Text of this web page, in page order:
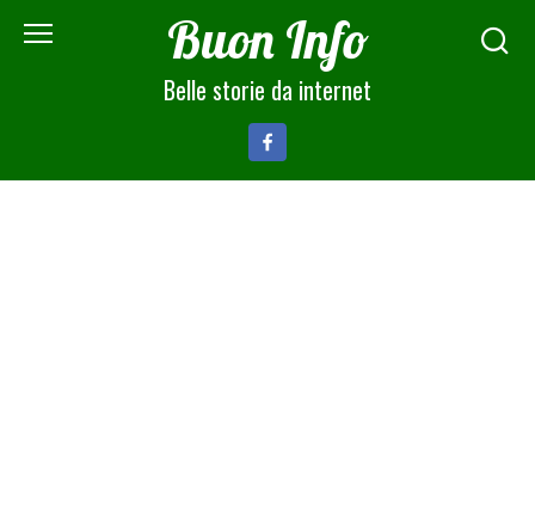
Buon Info
Belle storie da internet